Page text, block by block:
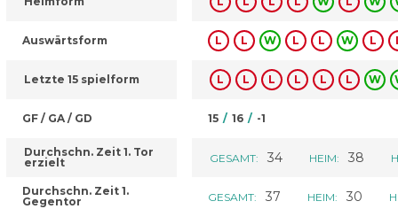
Auswärtsform
Letzte 15 spielform
GF / GA / GD
Durchschn. Zeit 1. Tor
erzielt
Durchschn. Zeit 1.
Gegentor
L L W L L W L
L L L L L L W
15 / 16 / -1
GESAMT: 34 HEIM: 38
GESAMT: 37 HEIM: 30